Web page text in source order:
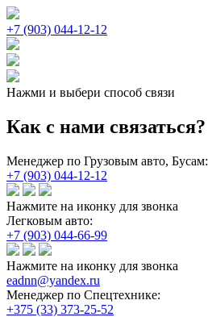
+7 (903) 044-12-12
Нажми и выбери способ связи
Как с нами связаться?
Менеджер по Грузовым авто, Бусам:
+7 (903) 044-12-12
Нажмите на иконку для звонка
Легковым авто:
+7 (903) 044-66-99
Нажмите на иконку для звонка
eadnn@yandex.ru
Менеджер по Спецтехнике:
+375 (33) 373-25-52